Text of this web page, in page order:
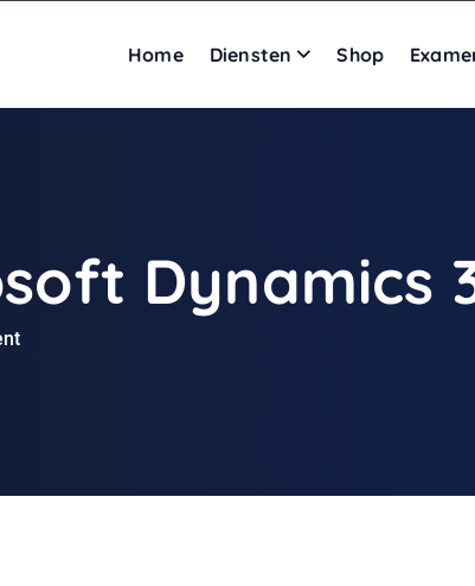
Home Diensten Shop
Dynamics